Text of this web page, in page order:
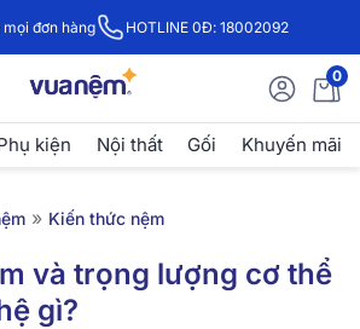
đơn hàng HOTLINE 0Đ: 18002092
0
kiện Nội thất Gối Khuyến mãi
» Kiến thức nệm
và trọng lượng cơ thể
gì?